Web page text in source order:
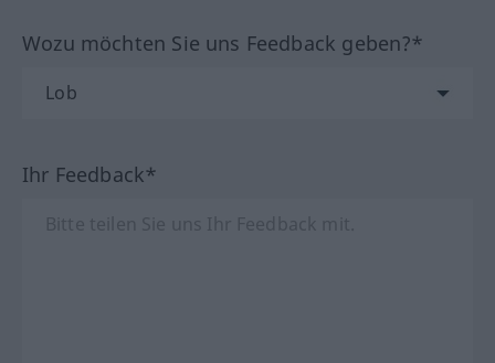
Wozu möchten Sie uns Feedback geben?*
Ihr Feedback*